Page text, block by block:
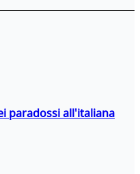
paradossi all'italiana